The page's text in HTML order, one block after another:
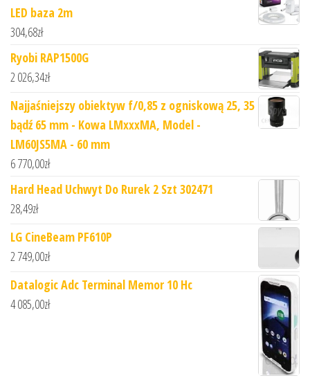
LED baza 2m
304,68zł
Ryobi RAP1500G
2 026,34zł
Najjaśniejszy obiektyw f/0,85 z ogniskową 25, 35
bądź 65 mm - Kowa LMxxxMA, Model -
LM60JS5MA - 60 mm
6 770,00zł
Hard Head Uchwyt Do Rurek 2 Szt 302471
28,49zł
LG CineBeam PF610P
2 749,00zł
Datalogic Adc Terminal Memor 10 Hc
4 085,00zł